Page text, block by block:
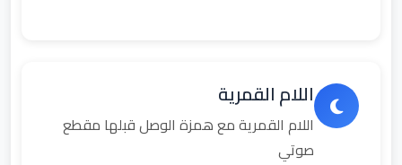
اللام القمرية
اللام القمرية مع همزة الوصل قبلها مقطع
صوتي